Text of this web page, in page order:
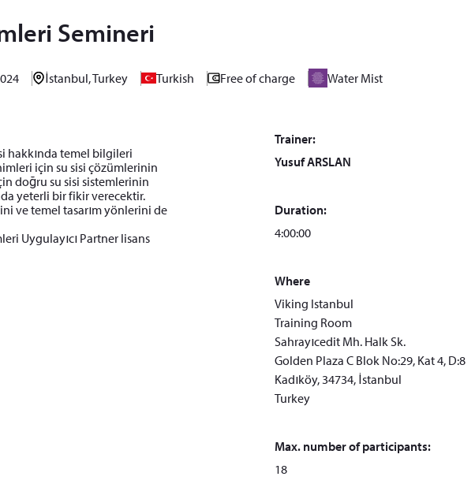
Semineri
İstanbul, Turkey Turkish Free of charge Water Mist
hakkında temel bilgileri
için su sisi çözümlerinin
doğru su sisi sistemlerinin
yeterli bir fikir verecektir.
ve temel tasarım yönlerini de
Uygulayıcı Partner lisans
Trainer:
Yusuf ARSLAN
Duration:
4:00:00
Where
Viking Istanbul
Training Room
Sahrayıcedit Mh. Halk Sk.
Golden Plaza C Blok No:29, Kat 4, D:8
Kadıköy, 34734, İstanbul
Turkey
Max. number of participants:
18